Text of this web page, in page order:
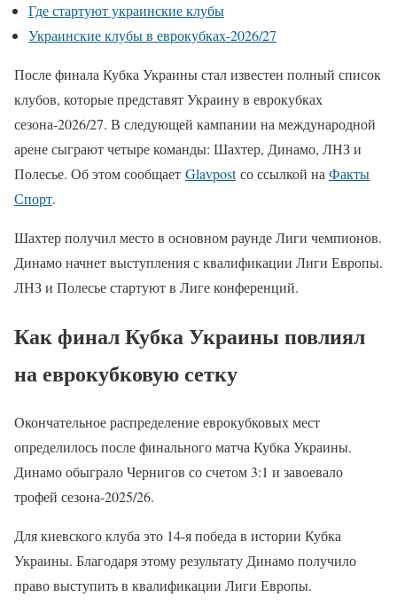
Где стартуют украинские клубы
Украинские клубы в еврокубках-2026/27
После финала Кубка Украины стал известен полный список
клубов, которые представят Украину в еврокубках
сезона-2026/27. В следующей кампании на международной
арене сыграют четыре команды: Шахтер, Динамо, ЛНЗ и
Полесье. Об этом сообщает Glavpostсо ссылкой на Факты
Спорт.
Шахтер получил место в основном раунде Лиги чемпионов.
Динамо начнет выступления с квалификации Лиги Европы.
ЛНЗ и Полесье стартуют в Лиге конференций.
Как финал Кубка Украины повлиял
на еврокубковую сетку
Окончательное распределение еврокубковых мест
определилось после финального матча Кубка Украины.
Динамо обыграло Чернигов со счетом 3:1 и завоевало
трофей сезона-2025/26.
Для киевского клуба это 14-я победа в истории Кубка
Украины. Благодаря этому результату Динамо получило
право выступить в квалификации Лиги Европы.